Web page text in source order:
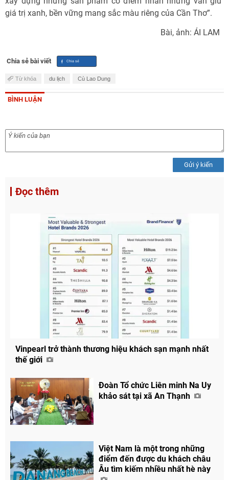
giá trị xanh, bền vững mang sắc màu riêng của Cần Thơ”.
Bài, ảnh: ÁI LAM
Chia sẻ bài viết
Từ khóa du lịch Cù Lao Dung
BÌNH LUẬN
Gửi ý kiến
Đọc thêm
Vinpearl trở thành thương hiệu khách sạn mạnh nhất
thế giới
Đoàn Tổ chức Liên minh Na Uy
khảo sát tại xã An Thạnh
Việt Nam là một trong những
điểm đến được du khách châu
Âu tìm kiếm nhiều nhất hè này